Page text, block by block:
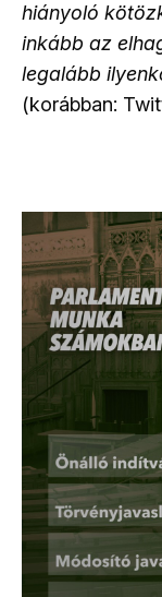
hiányoló
inkább az
legalább
(korábban: